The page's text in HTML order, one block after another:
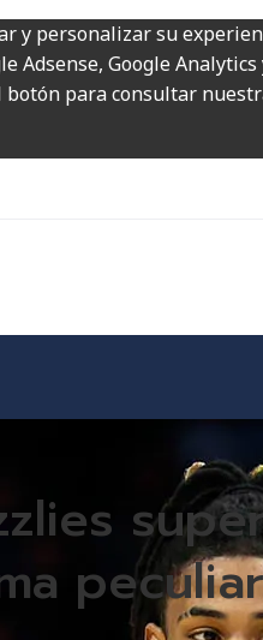
y personalizar su
Adsense, Google
para consultar
peculiar